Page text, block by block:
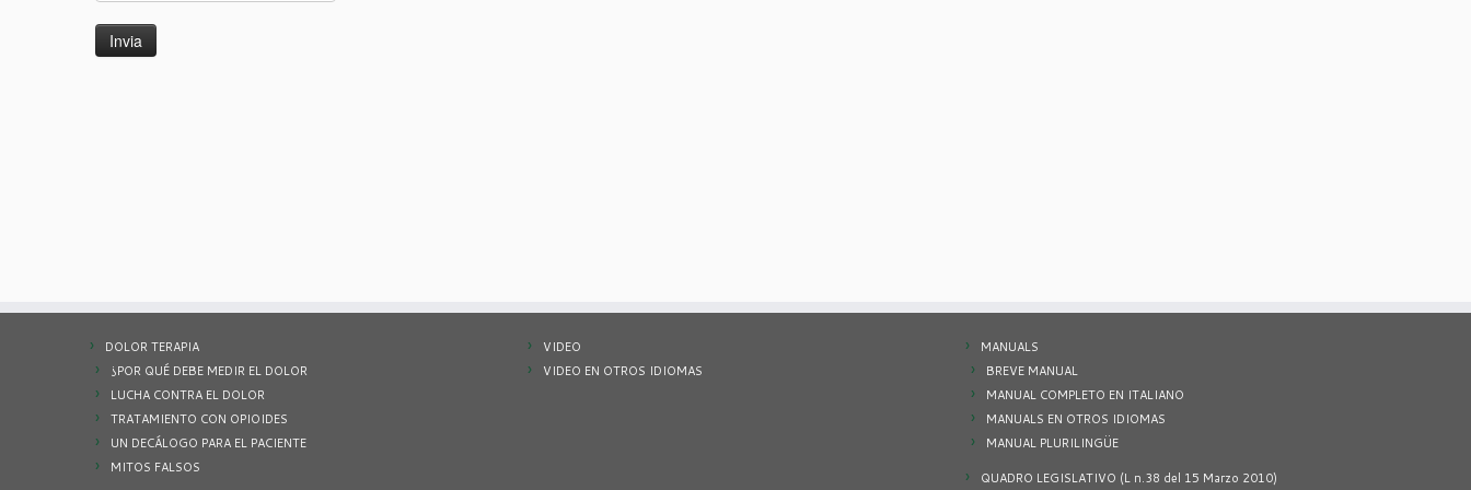
DOLOR TERAPIA
¿POR QUÉ DEBE MEDIR EL DOLOR
LUCHA CONTRA EL DOLOR
TRATAMIENTO CON OPIOIDES
UN DECÁLOGO PARA EL PACIENTE
MITOS FALSOS
VIDEO
VIDEO EN OTROS IDIOMAS
MANUALS
BREVE MANUAL
MANUAL COMPLETO EN ITALIANO
MANUALS EN OTROS IDIOMAS
MANUAL PLURILINGÜE
QUADRO LEGISLATIVO (L n.38 del 15 Marzo 2010)